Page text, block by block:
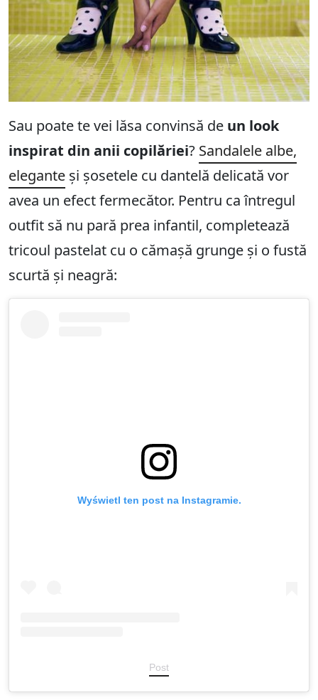
Sau poate te vei lăsa convinsă de un look
inspirat din anii copilăriei? Sandalele albe,
elegante și șosetele cu dantelă delicată vor
avea un efect fermecător. Pentru ca întregul
outfit să nu pară prea infantil, completează
tricoul pastelat cu o cămașă grunge și o fustă
scurtă și neagră:
Wyświetl ten post na Instagramie.
Post